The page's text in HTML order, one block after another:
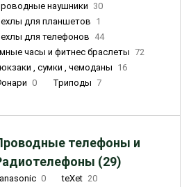
наушники
30
для планшетов 1
для телефонов
44
часы и фитнес браслеты 72
, сумки , чемоданы 16
0 Триподы 7
телефоны и
(29)
0 teXet 20